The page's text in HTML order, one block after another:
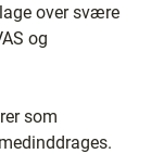
over svære
og
som